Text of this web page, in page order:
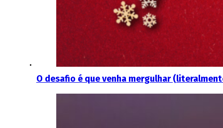
O desafio é que venha mergulhar